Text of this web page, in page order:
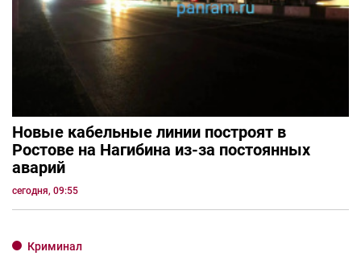
Новые кабельные линии построят в
Ростове на Нагибина из-за постоянных
аварий
сегодня, 09:55
Криминал